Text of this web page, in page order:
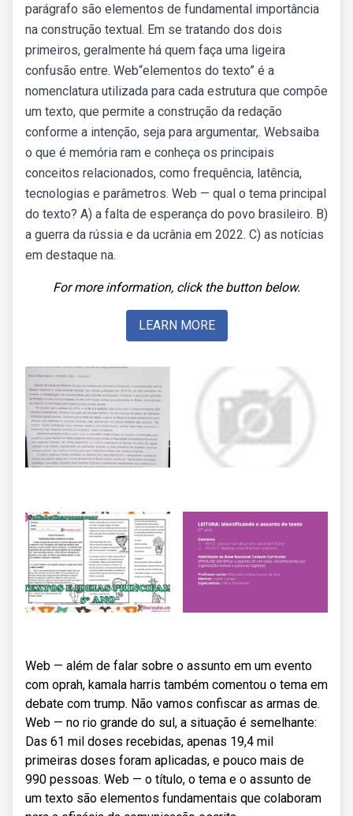
parágrafo são elementos de fundamental importância
na construção textual. Em se tratando dos dois
primeiros, geralmente há quem faça uma ligeira
confusão entre. Web“elementos do texto” é a
nomenclatura utilizada para cada estrutura que compõe
um texto, que permite a construção da redação
conforme a intenção, seja para argumentar,. Websaiba
o que é memória ram e conheça os principais
conceitos relacionados, como frequência, latência,
tecnologias e parâmetros. Web — qual o tema principal
do texto? A) a falta de esperança do povo brasileiro. B)
a guerra da rússia e da ucrânia em 2022. C) as notícias
em destaque na.
For more information, click the button below.
LEARN MORE
Web — além de falar sobre o assunto em um evento
com oprah, kamala harris também comentou o tema em
debate com trump. Não vamos confiscar as armas de.
Web — no rio grande do sul, a situação é semelhante:
Das 61 mil doses recebidas, apenas 19,4 mil
primeiras doses foram aplicadas, e pouco mais de
990 pessoas. Web — o título, o tema e o assunto de
um texto são elementos fundamentais que colaboram